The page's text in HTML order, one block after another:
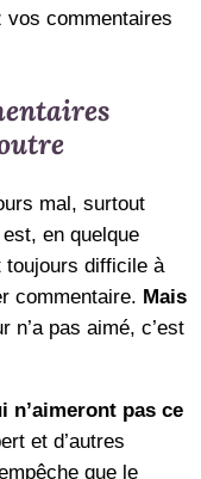
vos commentaires
mal, surtout
en quelque
toujours difficile à
commentaire. Mais
n’a pas aimé, c’est
n’aimeront pas ce
et d’autres
que le